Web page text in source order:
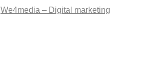
We4media – Digital marketing